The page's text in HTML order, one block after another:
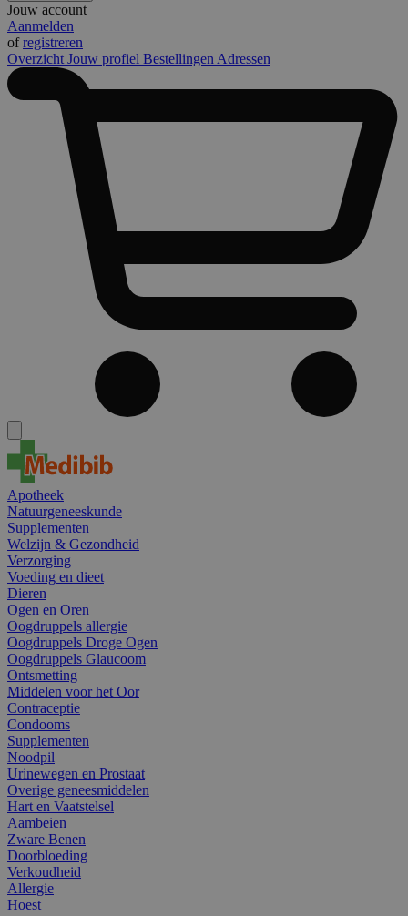
Jouw account
Aanmelden
ofregistreren
Overzicht Jouw profiel Bestellingen Adressen
Apotheek
Natuurgeneeskunde
Supplementen
Welzijn & Gezondheid
Verzorging
Voeding en dieet
Dieren
Ogen en Oren
Oogdruppels allergie
Oogdruppels Droge Ogen
Oogdruppels Glaucoom
Ontsmetting
Middelen voor het Oor
Contraceptie
Condooms
Supplementen
Noodpil
Urinewegen en Prostaat
Overige geneesmiddelen
Hart en Vaatstelsel
Aambeien
Zware Benen
Doorbloeding
Verkoudheid
Allergie
Hoest